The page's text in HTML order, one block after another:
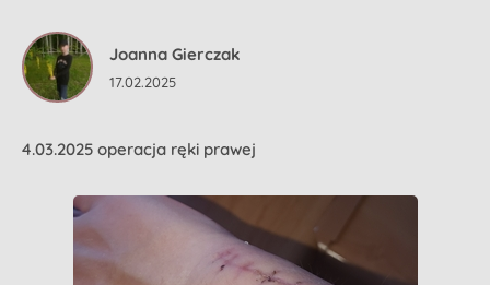
Joanna Gierczak
17.02.2025
4.03.2025 operacja ręki prawej